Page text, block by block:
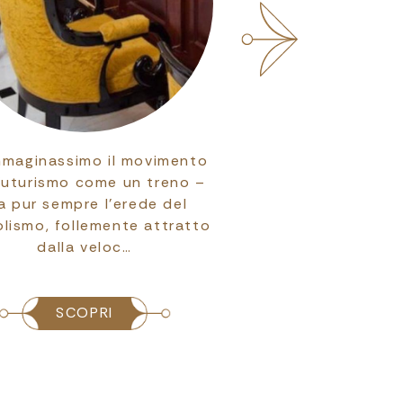
il movimento
come un treno –
pur sempre l’erede del
follemente attratto
dalla veloc…
SCOPRI